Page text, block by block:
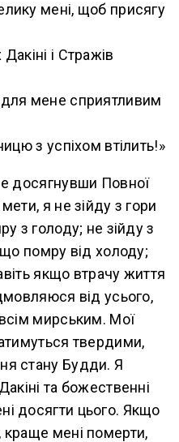
мені, щоб присягу
і Стражів
мене сприятливим
з успіхом втілить!»
досягнувши Повної
я не зійду з гори
з голоду; не зійду з
помру від холоду;
якщо втрачу життя
від усього,
мирським. Мої
твердими,
стану Будди. Я
та божественні
досягти цього. Якщо
мені померти,